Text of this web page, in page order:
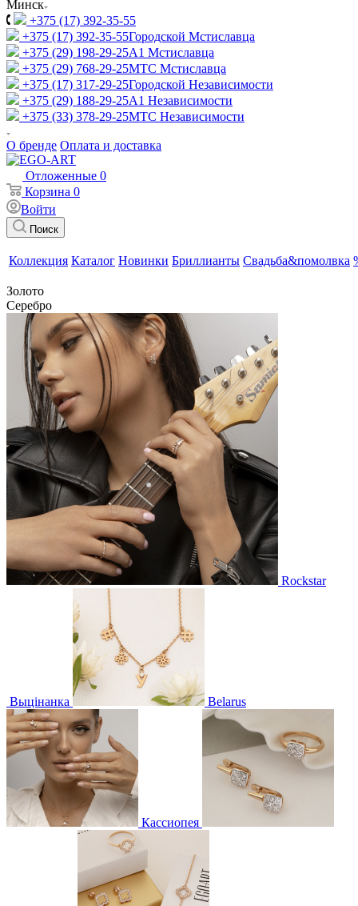
Минск
+375 (17) 392-35-55
+375 (17) 392-35-55Городской Мстиславца
+375 (29) 198-29-25A1 Мстиславца
+375 (29) 768-29-25МТС Мстиславца
+375 (17) 317-29-25Городской Независимости
+375 (29) 188-29-25A1 Независимости
+375 (33) 378-29-25МТС Независимости
О бренде Оплата и доставка
Отложенные 0
Корзина 0
Войти
Поиск
Коллекция Каталог Новинки Бриллианты Свадьба&помолвка
Золото
Серебро
Rockstar
Выцінанка Belarus
Кассиопея